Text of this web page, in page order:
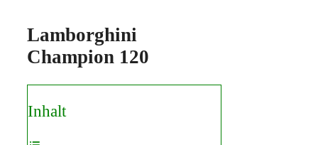
Lamborghini
Champion 120
Inhalt